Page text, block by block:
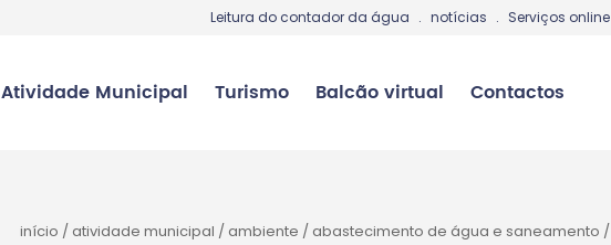
Leitura do contador da água . notícias . Serviços online
Atividade Municipal Turismo Balcão virtual Contactos
início / atividade municipal / ambiente / abastecimento de água e saneamento /